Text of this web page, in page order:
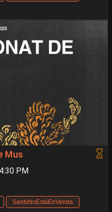
Mus
PM
SantsNoEstàEnVenda